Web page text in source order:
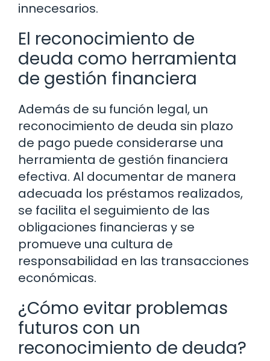
innecesarios.
El reconocimiento de
deuda como herramienta
de gestión financiera
Además de su función legal, un
reconocimiento de deuda sin plazo
de pago puede considerarse una
herramienta de gestión financiera
efectiva. Al documentar de manera
adecuada los préstamos realizados,
se facilita el seguimiento de las
obligaciones financieras y se
promueve una cultura de
responsabilidad en las transacciones
económicas.
¿Cómo evitar problemas
futuros con un
reconocimiento de deuda?